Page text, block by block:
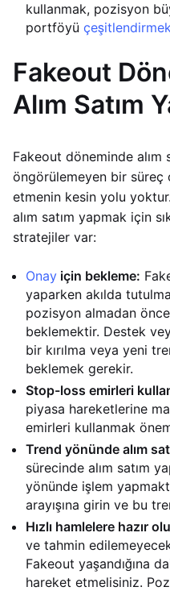
kullanmak, pozisyon
portföyü
Fakeout
Alım Satım
Fakeout döneminde alım
öngörülemeyen bir süreç
etmenin kesin yolu
alım satım yapmak için
stratejiler var:
Onay için bekleme:
yaparken akılda
pozisyon almadan
beklemektir. Destek
bir kırılma veya yeni
beklemek gerekir.
Stop-loss emirleri
piyasa hareketlerine
emirleri kullanmak
Trend yönünde alım
sürecinde alım satım
yönünde işlem
arayışına girin ve bu
Hızlı hamlelere hazır
ve tahmin
Fakeout yaşandığına
hareket etmelisiniz.